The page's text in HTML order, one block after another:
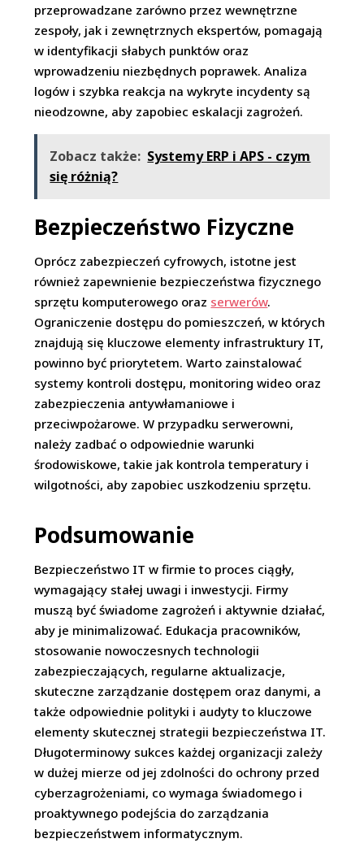
przeprowadzane zarówno przez wewnętrzne
zespoły, jak i zewnętrznych ekspertów, pomagają
w identyfikacji słabych punktów oraz
wprowadzeniu niezbędnych poprawek. Analiza
logów i szybka reakcja na wykryte incydenty są
nieodzowne, aby zapobiec eskalacji zagrożeń.
Zobacz także: Systemy ERP i APS - czym
się różnią?
Bezpieczeństwo Fizyczne
Oprócz zabezpieczeń cyfrowych, istotne jest
również zapewnienie bezpieczeństwa fizycznego
sprzętu komputerowego oraz serwerów.
Ograniczenie dostępu do pomieszczeń, w których
znajdują się kluczowe elementy infrastruktury IT,
powinno być priorytetem. Warto zainstalować
systemy kontroli dostępu, monitoring wideo oraz
zabezpieczenia antywłamaniowe i
przeciwpożarowe. W przypadku serwerowni,
należy zadbać o odpowiednie warunki
środowiskowe, takie jak kontrola temperatury i
wilgotności, aby zapobiec uszkodzeniu sprzętu.
Podsumowanie
Bezpieczeństwo IT w firmie to proces ciągły,
wymagający stałej uwagi i inwestycji. Firmy
muszą być świadome zagrożeń i aktywnie działać,
aby je minimalizować. Edukacja pracowników,
stosowanie nowoczesnych technologii
zabezpieczających, regularne aktualizacje,
skuteczne zarządzanie dostępem oraz danymi, a
także odpowiednie polityki i audyty to kluczowe
elementy skutecznej strategii bezpieczeństwa IT.
Długoterminowy sukces każdej organizacji zależy
w dużej mierze od jej zdolności do ochrony przed
cyberzagrożeniami, co wymaga świadomego i
proaktywnego podejścia do zarządzania
bezpieczeństwem informatycznym.